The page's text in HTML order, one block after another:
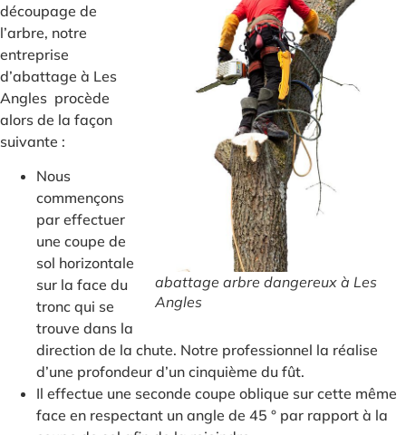
abattage arbre dangereux à Les
Angles
découpage de
l’arbre, notre
entreprise
d’abattage à Les
Angles procède
alors de la façon
suivante :
Nous
commençons
par effectuer
une coupe de
sol horizontale
sur la face du
tronc qui se
trouve dans la
direction de la chute. Notre professionnel la réalise
d’une profondeur d’un cinquième du fût.
Il effectue une seconde coupe oblique sur cette même
face en respectant un angle de 45 ° par rapport à la